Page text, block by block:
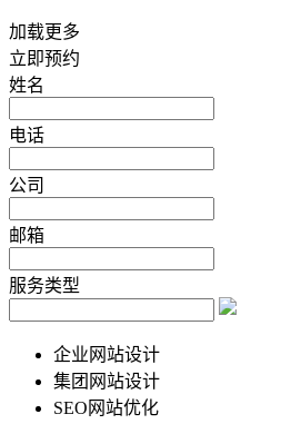
加载更多
立即预约
姓名
电话
公司
邮箱
服务类型
企业网站设计
集团网站设计
SEO网站优化